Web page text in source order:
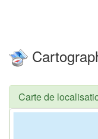
Carte de